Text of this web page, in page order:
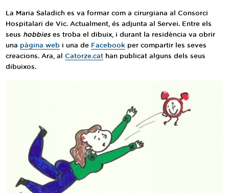
Traductor
La Maria Saladich es va formar com a cirurgiana al Consorci
Hospitalari de Vic. Actualment, és adjunta al Servei. Entre els
seus hobbieses troba el dibuix, i durant la residència va obrir
una pàgina web i una de Facebook per compartir les seves
creacions. Ara, al Catorze.cat han publicat alguns dels seus
dibuixos.